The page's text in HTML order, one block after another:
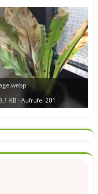
KB · Aufrufe: 201